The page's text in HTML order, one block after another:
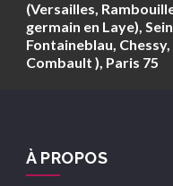
(Versailles,
germain en Laye),
Fontaineblau,
Combault ), Paris 75
À PROPOS